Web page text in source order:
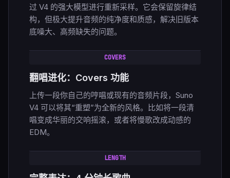
过 V4 的强大模型进行重新采样。它会保留旋律结
构，但极大提升音频的纯净度和质感，解决旧版本
底噪大、高频缺失的问题。
COVERS
翻唱进化：Covers 功能
上传一段你自己的哼唱或现有的音频片段，Suno
V4 可以将其“重塑”为全新的风格。比如将一段清
唱变成华丽的交响摇滚，或者将慢歌改成动感的
EDM。
LENGTH